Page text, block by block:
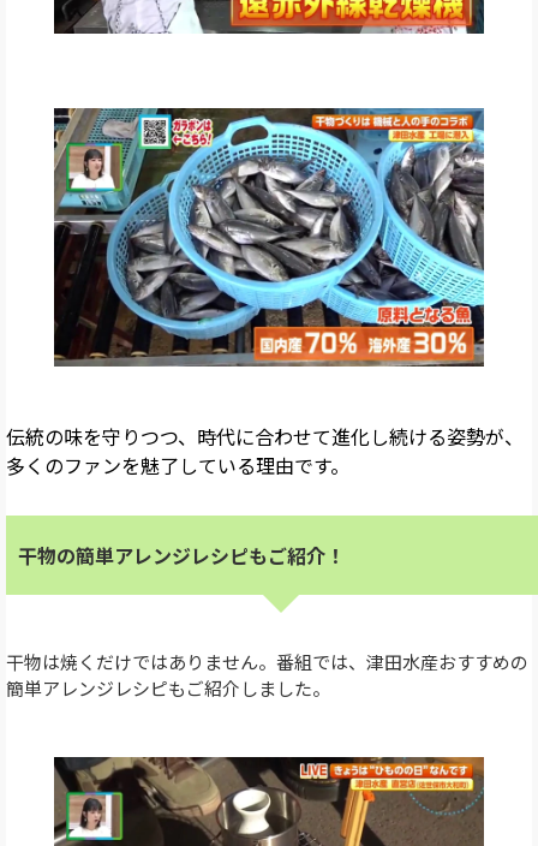
伝統の味を守りつつ、時代に合わせて進化し続ける姿勢が、
多くのファンを魅了している理由です。
干物の簡単アレンジレシピもご紹介！
干物は焼くだけではありません。番組では、津田水産おすすめの
簡単アレンジレシピもご紹介しました。